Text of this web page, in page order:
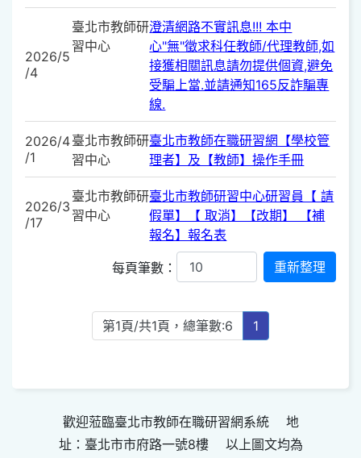
2026/5
/4
臺北市教師研
習中心
澄清網路不實訊息!!! 本中
心"無"徵求科任教師/代理教師,如
接獲相關訊息請勿提供個資,避免
受騙上當.並請通知165反詐騙專
線.
2026/4
/1
臺北市教師研
習中心
臺北市教師在職研習網【學校管
理者】及【教師】操作手冊
2026/3
/17
臺北市教師研
習中心
臺北市教師研習中心研習員【 請
假單】【 取消】【改期】 【補
報名】報名表
每頁筆數：
第1頁/共1頁，總筆數:6 1
歡迎蒞臨臺北市教師在職研習網系統 地
址：臺北市市府路一號8樓 以上圖文均為